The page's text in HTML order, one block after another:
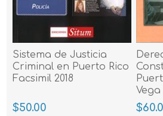
Sistema de Justicia
Criminal en Puerto Rico
Facsimil 2018
$50.00
Vega